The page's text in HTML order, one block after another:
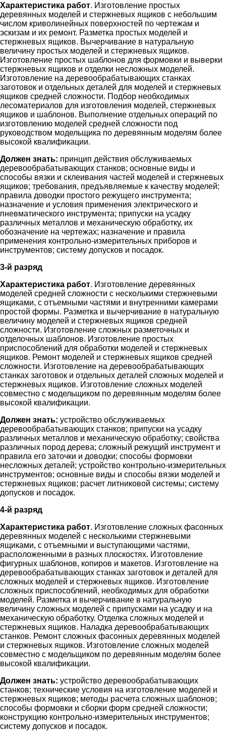
Характеристика работ. Изготовление простых
деревянных моделей и стержневых ящиков с небольшим
числом криволинейных поверхностей по чертежам и
эскизам и их ремонт. Разметка простых моделей и
стержневых ящиков. Вычерчивание в натуральную
величину простых моделей и стержневых ящиков.
Изготовление простых шаблонов для формовки и выверки
стержневых ящиков и отделки несложных моделей.
Изготовление на деревообрабатывающих станках
заготовок и отдельных деталей для моделей и стержневых
ящиков средней сложности. Подбор необходимых
лесоматериалов для изготовления моделей, стержневых
ящиков и шаблонов. Выполнение отдельных операций по
изготовлению моделей средней сложности под
руководством модельщика по деревянным моделям более
высокой квалификации.
Должен знать: принцип действия обслуживаемых
деревообрабатывающих станков; основные виды и
способы вязки и склеивания частей моделей и стержневых
ящиков; требования, предъявляемые к качеству моделей;
правила доводки простого режущего инструмента;
назначение и условия применения электрического и
пневматического инструмента; припуски на усадку
различных металлов и механическую обработку, их
обозначение на чертежах; назначение и правила
применения контрольно-измерительных приборов и
инструментов; систему допусков и посадок.
3-й разряд
Характеристика работ. Изготовление деревянных
моделей средней сложности с несколькими стержневыми
ящиками, с отъемными частями и внутренними камерами
простой формы. Разметка и вычерчивание в натуральную
величину моделей и стержневых ящиков средней
сложности. Изготовление сложных разметочных и
отделочных шаблонов. Изготовление простых
приспособлений для обработки моделей и стержневых
ящиков. Ремонт моделей и стержневых ящиков средней
сложности. Изготовление на деревообрабатывающих
станках заготовок и отдельных деталей сложных моделей и
стержневых ящиков. Изготовление сложных моделей
совместно с модельщиком по деревянным моделям более
высокой квалификации.
Должен знать: устройство обслуживаемых
деревообрабатывающих станков; припуски на усадку
различных металлов и механическую обработку; свойства
различных пород дерева; сложный режущий инструмент и
правила его заточки и доводки; способы формовки
несложных деталей; устройство контрольно-измерительных
инструментов; основные виды и способы вязки моделей и
стержневых ящиков; расчет литниковой системы; систему
допусков и посадок.
4-й разряд
Характеристика работ. Изготовление сложных фасонных
деревянных моделей с несколькими стержневыми
ящиками, с отъемными и выступающими частями,
расположенными в разных плоскостях. Изготовление
фигурных шаблонов, копиров и макетов. Изготовление на
деревообрабатывающих станках заготовок и деталей для
сложных моделей и стержневых ящиков. Изготовление
сложных приспособлений, необходимых для обработки
моделей. Разметка и вычерчивание в натуральную
величину сложных моделей с припусками на усадку и на
механическую обработку. Отделка сложных моделей и
стержневых ящиков. Наладка деревообрабатывающих
станков. Ремонт сложных фасонных деревянных моделей
и стержневых ящиков. Изготовление сложных моделей
совместно с модельщиком по деревянным моделям более
высокой квалификации.
Должен знать: устройство деревообрабатывающих
станков; технические условия на изготовление моделей и
стержневых ящиков; методы расчета сложных шаблонов;
способы формовки и сборки форм средней сложности;
конструкцию контрольно-измерительных инструментов;
систему допусков и посадок.